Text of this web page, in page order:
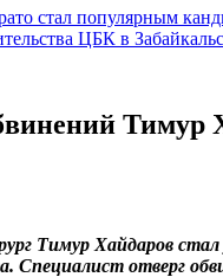
стал популярным
ЦБК в
Тимур
Тимур Хайдаров
Специалист отверг